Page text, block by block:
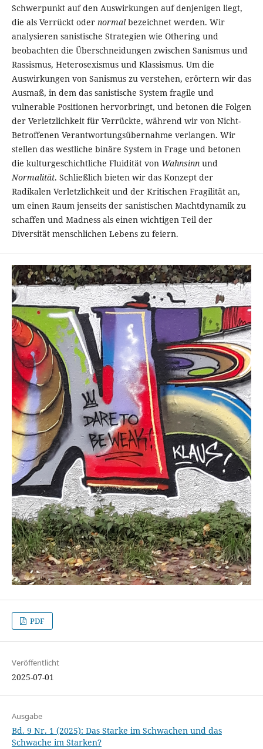
Schwerpunkt auf den Auswirkungen auf denjenigen liegt,
die als Verrückt oder normalbezeichnet werden. Wir
analysieren sanistische Strategien wie Othering und
beobachten die Überschneidungen zwischen Sanismus und
Rassismus, Heterosexismus und Klassismus. Um die
Auswirkungen von Sanismus zu verstehen, erörtern wir das
Ausmaß, in dem das sanistische System fragile und
vulnerable Positionen hervorbringt, und betonen die Folgen
der Verletzlichkeit für Verrückte, während wir von Nicht-
Betroffenen Verantwortungsübernahme verlangen. Wir
stellen das westliche binäre System in Frage und betonen
die kulturgeschichtliche Fluidität von Wahnsinnund
Normalität. Schließlich bieten wir das Konzept der
Radikalen Verletzlichkeit und der Kritischen Fragilität an,
um einen Raum jenseits der sanistischen Machtdynamik zu
schaffen und Madness als einen wichtigen Teil der
Diversität menschlichen Lebens zu feiern.
PDF
Veröffentlicht
2025-07-01
Ausgabe
Bd. 9 Nr. 1 (2025): Das Starke im Schwachen und das
Schwache im Starken?